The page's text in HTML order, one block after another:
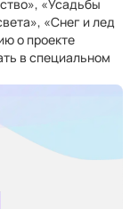
«Усадьбы
«Снег и лед
о проекте
в специальном